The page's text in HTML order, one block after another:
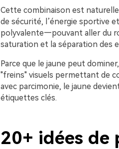
Cette combinaison est
de sécurité, l’énergie sportive
polyvalente—pouvant aller du
saturation et la séparation des
Parce que le jaune peut
"freins" visuels permettant de
avec parcimonie, le jaune
étiquettes clés.
20+ idées de